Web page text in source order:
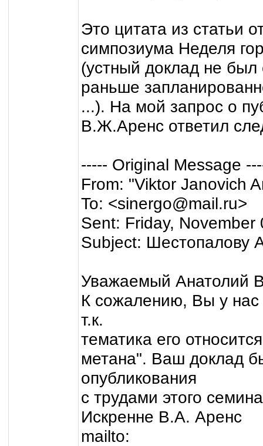
Это цитата из статьи
симпозиума Неделя
(устный доклад не был
раньше
...). На мой запрос о
В.Ж.Аренс ответил
----- Original Message
From: "Viktor Janovich
To: <sinergo@mail.ru>
Sent: Friday,
Subject: Шестопалову
Уважаемый Анатолий
К сожалению, Вы у нас
т.к.
тематика его
метана". Ваш доклад
опубликования
с трудами этого
Искренне В.А. Аренс
mailto: